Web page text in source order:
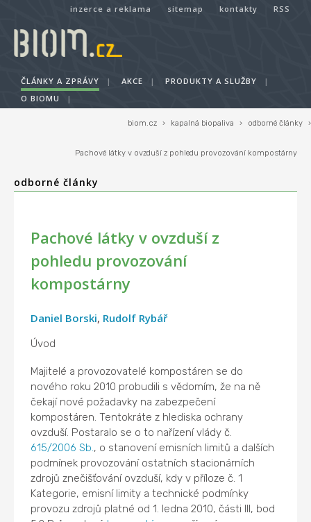
inzerce a reklama sitemap kontakty RSS
ČLÁNKY A ZPRÁVY | AKCE | PRODUKTY A SLUŽBY
|
O BIOMU
|
biom.cz › kapalná biopaliva › odborné články ›
Pachové látky v ovzduší z pohledu provozování kompostárny
odborné články
Pachové látky v ovzduší z
pohledu provozování
kompostárny
Daniel Borski, Rudolf Rybář
Úvod
Majitelé a provozovatelé kompostáren se do
nového roku 2010 probudili s vědomím, že na ně
čekají nové požadavky na zabezpečení
kompostáren. Tentokráte z hlediska ochrany
ovzduší. Postaralo se o to nařízení vlády č.
615/2006 Sb., o stanovení emisních limitů a dalších
podmínek provozování ostatních stacionárních
zdrojů znečišťování ovzduší, kdy v příloze č. 1
Kategorie, emisní limity a technické podmínky
provozu zdrojů platné od 1. ledna 2010, části III, bod